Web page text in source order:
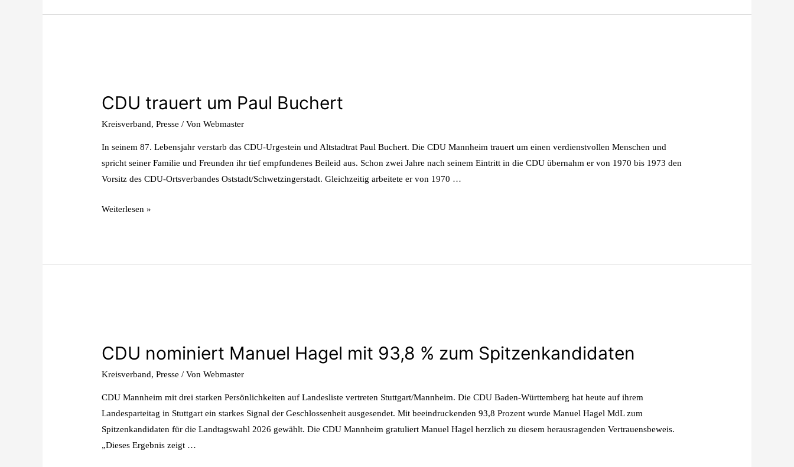
CDU trauert um Paul Buchert
Kreisverband,Presse / VonWebmaster
In seinem 87. Lebensjahr verstarb das CDU-Urgestein und Altstadtrat Paul Buchert. Die CDU Mannheim trauert um einen verdienstvollen Menschen und
spricht seiner Familie und Freunden ihr tief empfundenes Beileid aus. Schon zwei Jahre nach seinem Eintritt in die CDU übernahm er von 1970 bis 1973 den
Vorsitz des CDU-Ortsverbandes Oststadt/Schwetzingerstadt. Gleichzeitig arbeitete er von 1970 …
Weiterlesen »
CDU nominiert Manuel Hagel mit 93,8 % zum Spitzenkandidaten
Kreisverband,Presse / VonWebmaster
CDU Mannheim mit drei starken Persönlichkeiten auf Landesliste vertreten Stuttgart/Mannheim. Die CDU Baden-Württemberg hat heute auf ihrem
Landesparteitag in Stuttgart ein starkes Signal der Geschlossenheit ausgesendet. Mit beeindruckenden 93,8 Prozent wurde Manuel Hagel MdL zum
Spitzenkandidaten für die Landtagswahl 2026 gewählt. Die CDU Mannheim gratuliert Manuel Hagel herzlich zu diesem herausragenden Vertrauensbeweis.
„Dieses Ergebnis zeigt …